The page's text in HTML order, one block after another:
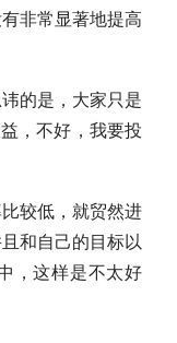
非常显著地提高
的是，大家只是
，不好，我要投
较低，就贸然进
和自己的目标以
，这样是不太好